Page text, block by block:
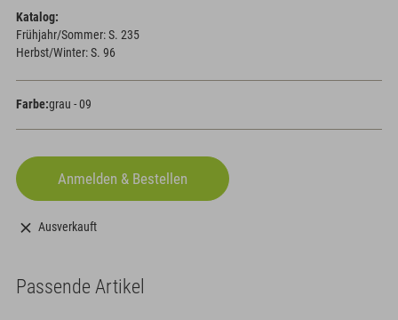
Katalog:
Frühjahr/Sommer: S. 235
Herbst/Winter: S. 96
Farbe:grau - 09
Ausverkauft
Passende Artikel